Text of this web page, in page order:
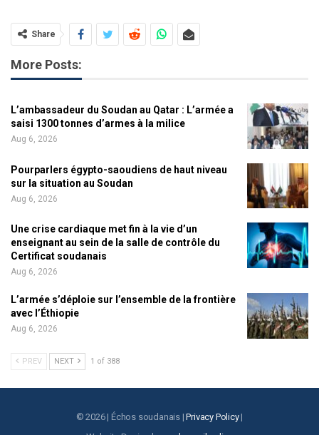
Share
More Posts:
L’ambassadeur du Soudan au Qatar : L’armée a
saisi 1300 tonnes d’armes à la milice
Aug 6, 2026
Pourparlers égypto-saoudiens de haut niveau
sur la situation au Soudan
Aug 6, 2026
Une crise cardiaque met fin à la vie d’un
enseignant au sein de la salle de contrôle du
Certificat soudanais
Aug 6, 2026
L’armée s’déploie sur l’ensemble de la frontière
avec l’Éthiopie
Aug 6, 2026
PREV NEXT 1 of 388
© 2026 | Échos soudanais |Privacy Policy|